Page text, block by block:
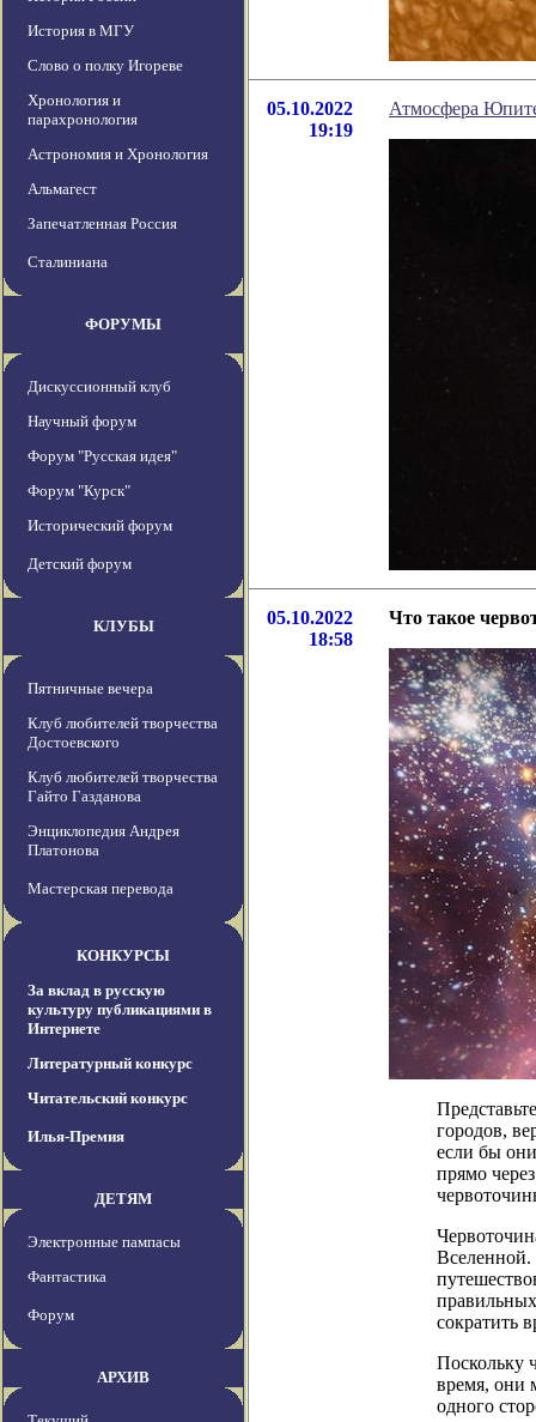
История в МГУ
Слово о полку Игореве
Хронология и
парахронология
Астрономия и Хронология
Альмагест
Запечатленная Россия
Сталиниана
ФОРУМЫ
Дискуссионный клуб
Научный форум
Форум "Русская идея"
Форум "Курск"
Исторический форум
Детский форум
КЛУБЫ
Пятничные вечера
Клуб любителей творчества
Достоевского
Клуб любителей творчества
Гайто Газданова
Энциклопедия Андрея
Платонова
Мастерская перевода
КОНКУРСЫ
За вклад в русскую
культуру публикациями в
Интернете
Литературный конкурс
Читательский конкурс
Илья-Премия
ДЕТЯМ
Электронные пампасы
Фантастика
Форум
АРХИВ
05.10.2022
19:19
Атмосфера
05.10.2022
18:58
Что такое
городов,
если бы
прямо
Вселенной.
сократить
Поскольку
время, они
одного